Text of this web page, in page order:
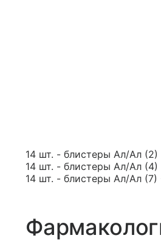
14 шт. - блистеры Ал/Ал (2)
14 шт. - блистеры Ал/Ал (4)
14 шт. - блистеры Ал/Ал (7)